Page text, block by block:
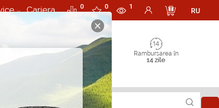
Cariera 0 0 1
RU
Rambursarea în
14 zile